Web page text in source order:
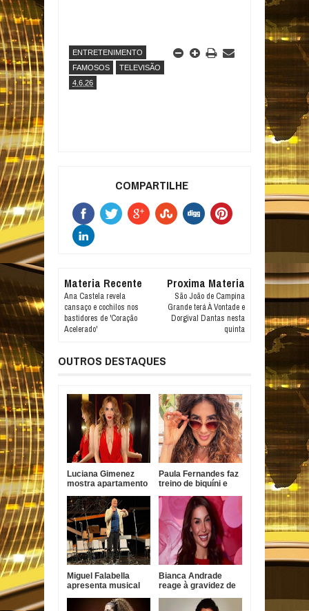
ENTRETENIMENTO
FAMOSOS
TELEVISÃO
4.6.26
COMPARTILHE
Materia Recente
Ana Castela revela
cansaço e cochilos nos
bastidores de 'Coração
Acelerado'
Proxima Materia
São João de Campina
Grande terá À Vontade e
Dorgival Dantas nesta
quinta
OUTROS DESTAQUES
Luciana Gimenez
mostra apartamento
para antigo imóvel
de Neymar
Paula Fernandes faz
treino de biquíni e
desafios da carreira
Miguel Falabella
apresenta musical
Gilberto Gil
Bianca Andrade
reage à gravidez de
já ama o bebê